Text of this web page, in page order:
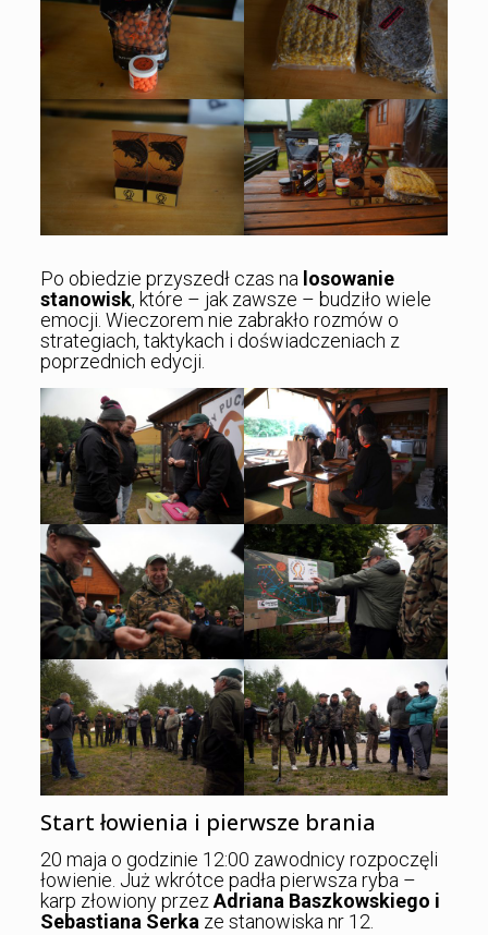
Po obiedzie przyszedł czas na losowanie
stanowisk, które – jak zawsze – budziło wiele
emocji. Wieczorem nie zabrakło rozmów o
strategiach, taktykach i doświadczeniach z
poprzednich edycji.
Start łowienia i pierwsze brania
20 maja o godzinie 12:00 zawodnicy rozpoczęli
łowienie. Już wkrótce padła pierwsza ryba –
karp złowiony przezAdriana Baszkowskiego i
Sebastiana Serkaze stanowiska nr 12.